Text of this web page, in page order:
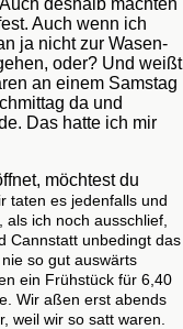
deshalb machten
Auch wenn ich
ja nicht zur Wasen-
oder? Und weißt
an einem Samstag
da und
Das hatte ich mir
möchtest du
taten es jedenfalls und
ich noch ausschlief,
Cannstatt unbedingt das
so gut auswärts
ein Frühstück für 6,40
Wir aßen erst abends
weil wir so satt waren.